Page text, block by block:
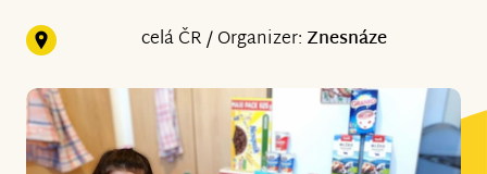
celá ČR / Organizer: Znesnáze